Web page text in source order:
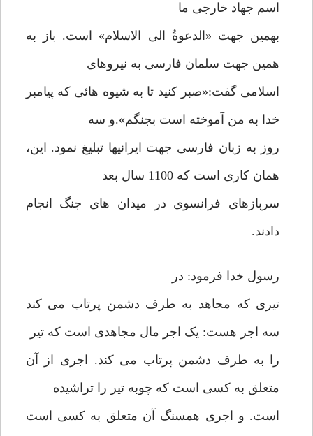
اسم جهاد خارجی ما
بهمین جهت «الدعوةُ الی الاسلام» است. باز به
همین جهت سلمان فارسی به نیروهای
اسلامی گفت:«صبر کنید تا به شیوه هائی که پیامبر
خدا به من آموخته است بجنگم».و سه
روز به زبان فارسی جهت ایرانیها تبلیغ نمود. این،
همان کاری است که 1100 سال بعد
سربازهای فرانسوی در میدان های جنگ انجام
دادند.
رسول خدا فرمود: در
تیری که مجاهد به طرف دشمن پرتاب می کند
سه اجر هست: یک اجر مال مجاهدی است که تیر
را به طرف دشمن پرتاب می کند. اجری از آن
متعلق به کسی است که چوبه تیر را تراشیده
است. و اجری همسنگ آن متعلق به کسی است